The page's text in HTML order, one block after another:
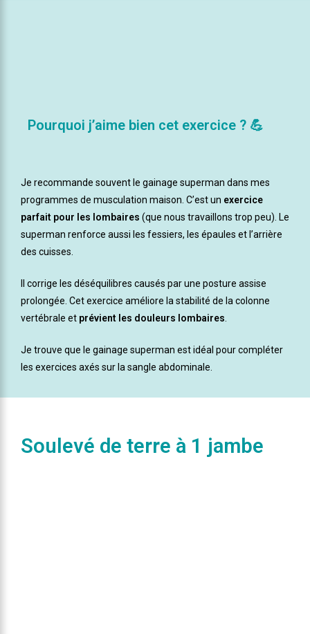
Pourquoi j’aime bien cet exercice ? 💪
Je recommande souvent le gainage superman dans mes
programmes de musculation maison. C’est un exercice
parfait pour les lombaires (que nous travaillons trop peu). Le
superman renforce aussi les fessiers, les épaules et l’arrière
des cuisses.
Il corrige les déséquilibres causés par une posture assise
prolongée. Cet exercice améliore la stabilité de la colonne
vertébrale et prévient les douleurs lombaires
Je trouve que le gainage superman est idéal pour compléter
les exercices axés sur la sangle abdominale.
Soulevé de terre à 1 jambe